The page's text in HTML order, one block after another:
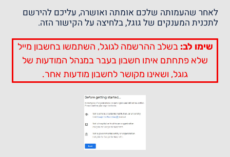
לאחר שהעמותה שלכם אומתה ואושרה, עליכם להירשם
לתכנית המענקים של גוגל,בלחיצה על הקישור הזה.
שימו לב:בשלב ההרשמה לגוגל, השתמשו בחשבון מייל
שלא פתחתם איתו חשבון בעבר במנהל המודעות של
גוגל, ושאינו מקושר לחשבון מודעות אחר.